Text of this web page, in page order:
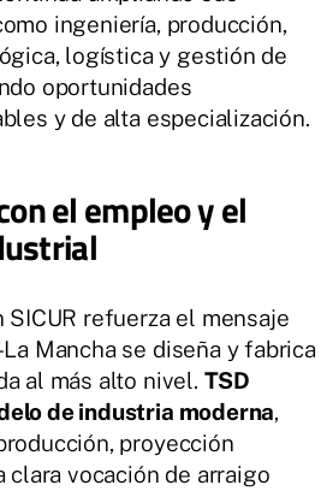
ingeniería, producción,
logística y gestión de
oportunidades
y de alta especialización.
el empleo y el
SICUR refuerza el mensaje
Mancha se diseña y fabrica
al más alto nivel. TSD
de industria moderna,
proyección
clara vocación de arraigo